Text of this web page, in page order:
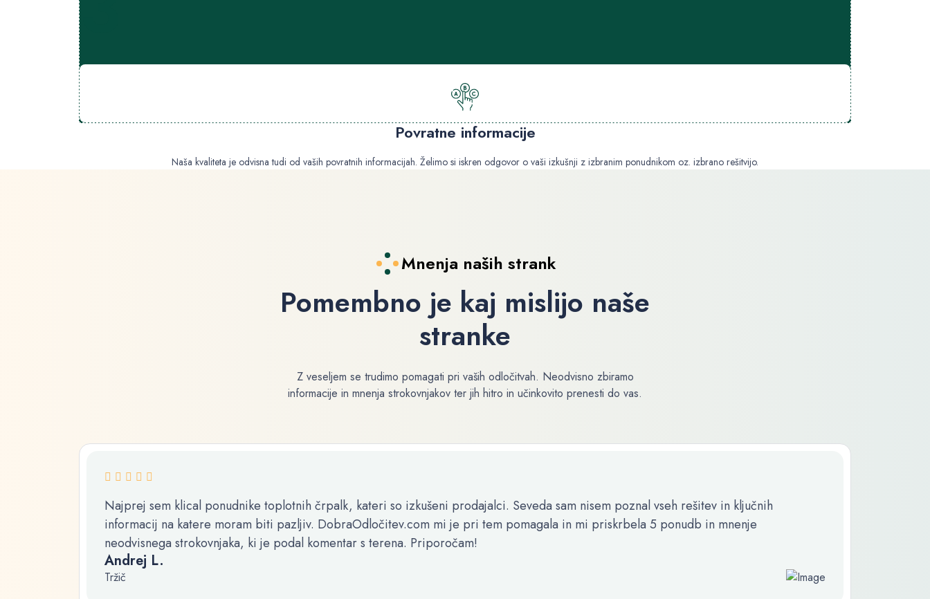
Povratne informacije
Naša kvaliteta je odvisna tudi od vaših povratnih informacijah. Želimo si iskren odgovor o vaši izkušnji z izbranim ponudnikom oz. izbrano rešitvijo.
Mnenja naših strank
Pomembno je kaj mislijo naše
stranke
Z veseljem se trudimo pomagati pri vaših odločitvah. Neodvisno zbiramo
informacije in mnenja strokovnjakov ter jih hitro in učinkovito prenesti do vas.
Najprej sem klical ponudnike toplotnih črpalk, kateri so izkušeni prodajalci. Seveda sam nisem poznal vseh rešitev in ključnih
informacij na katere moram biti pazljiv. DobraOdločitev.com mi je pri tem pomagala in mi priskrbela 5 ponudb in mnenje
neodvisnega strokovnjaka, ki je podal komentar s terena. Priporočam!
Andrej L.
Tržič